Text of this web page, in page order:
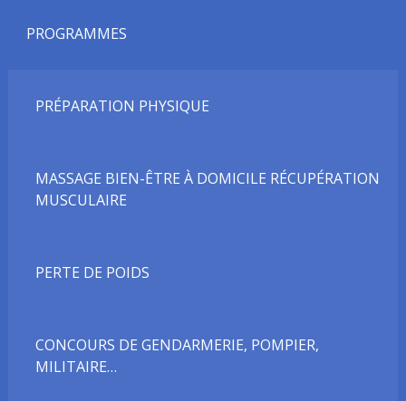
PROGRAMMES
PRÉPARATION PHYSIQUE
MASSAGE BIEN-ÊTRE À DOMICILE RÉCUPÉRATION
MUSCULAIRE
PERTE DE POIDS
CONCOURS DE GENDARMERIE, POMPIER,
MILITAIRE…